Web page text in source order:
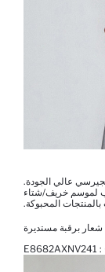
عالي الجودة.
لموسم خريف/شتاء
بالمنتجات المحبوكة.
برقبة مستديرة
:
E8682AXNV241